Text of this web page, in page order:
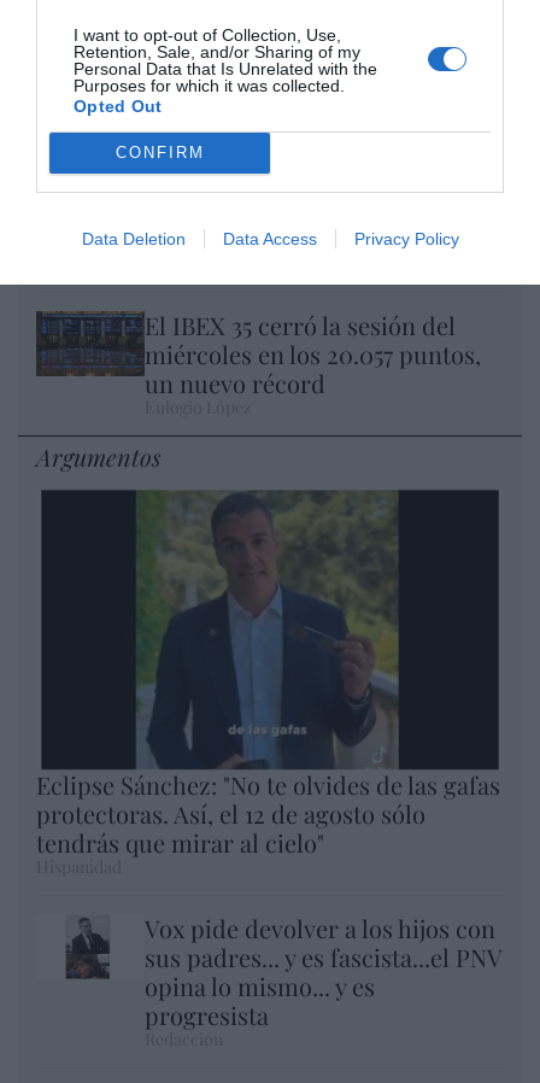
I want to opt-out of Collection, Use,
Retention, Sale, and/or Sharing of my
Personal Data that Is Unrelated with the
Purposes for which it was collected.
Opted Out
CONFIRM
Data Deletion Data Access Privacy Policy
Nokia, Ericsson... Huawei: lo que importan
son las patentes
Eulogio López
Isabel Pantoja pierde dos pleitos
euros... suma y sigue
El IBEX 35 cerró la sesión del
miércoles en los 20.057 puntos,
un nuevo récord
Argumentos
Eclipse Sánchez: "No te olvides de las gafas
protectoras. Así, el 12 de agosto sólo
tendrás que mirar al cielo"
Vox pide devolver a los hijos con
sus padres... y es fascista...el PNV
opina lo mismo... y es
progresista